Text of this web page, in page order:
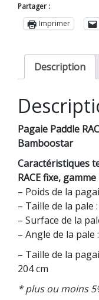
Partager :
Imprimer
Description
Pagaie Paddle
Bamboostar
Caractéristiques
RACE fixe, gamme
– Poids de la
– Taille de la pale
– Surface de la
– Angle de la pale
– Taille de la
204 cm
* plus ou moins